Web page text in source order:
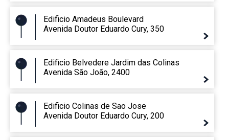
Edificio Amadeus Boulevard
Avenida Doutor Eduardo Cury, 350
Edificio Belvedere Jardim das Colinas
Avenida São João, 2400
Edificio Colinas de Sao Jose
Avenida Doutor Eduardo Cury, 200